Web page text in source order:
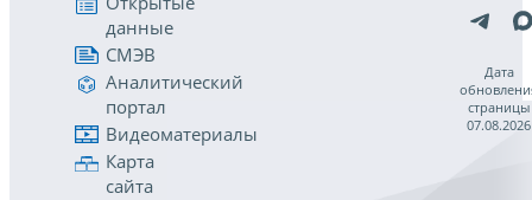
данные
СМЭВ
Аналитический
портал
Видеоматериалы
Карта
сайта
Дата
страницы
07.08.2026